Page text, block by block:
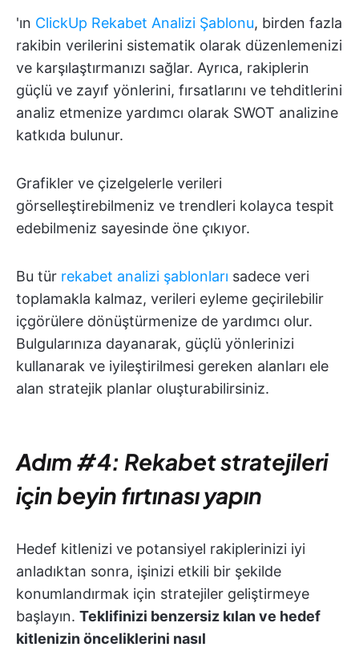
'ın ClickUp Rekabet Analizi Şablonu, birden fazla
rakibin verilerini sistematik olarak düzenlemenizi
ve karşılaştırmanızı sağlar. Ayrıca, rakiplerin
güçlü ve zayıf yönlerini, fırsatlarını ve tehditlerini
analiz etmenize yardımcı olarak SWOT analizine
katkıda bulunur.
Grafikler ve çizelgelerle verileri
görselleştirebilmeniz ve trendleri kolayca tespit
edebilmeniz sayesinde öne çıkıyor.
Bu tür rekabet analizi şablonları sadece veri
toplamakla kalmaz, verileri eyleme geçirilebilir
içgörülere dönüştürmenize de yardımcı olur.
Bulgularınıza dayanarak, güçlü yönlerinizi
kullanarak ve iyileştirilmesi gereken alanları ele
alan stratejik planlar oluşturabilirsiniz.
Adım #4: Rekabet stratejileri
için beyin fırtınası yapın
Hedef kitlenizi ve potansiyel rakiplerinizi iyi
anladıktan sonra, işinizi etkili bir şekilde
konumlandırmak için stratejiler geliştirmeye
başlayın. Teklifinizi benzersiz kılan ve hedef
kitlenizin önceliklerini nasıl